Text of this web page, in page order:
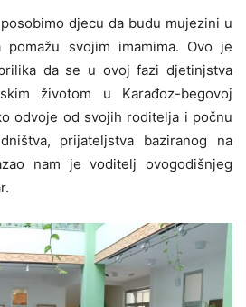
djecu da budu mujezini u
pomažu svojim imamima. Ovo je
da se u ovoj fazi djetinjstva
životom u Karađoz-begovoj
odvoje od svojih roditelja i počnu
prijateljstva baziranog na
nam je voditelj ovogodišnjeg